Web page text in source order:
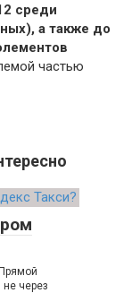
среди
а также до
частью
через